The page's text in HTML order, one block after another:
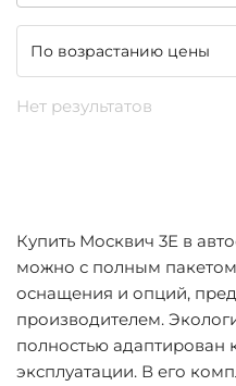
Нет результатов
Купить Москвич 3Е в
можно с полным
оснащения и опций,
производителем.
полностью адаптирован
эксплуатации. В его